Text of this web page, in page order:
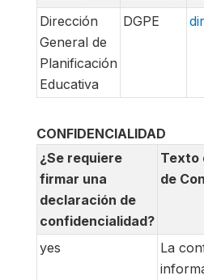
Dirección
General de
Planificación
Educativa
DGPE
CONFIDENCIALIDAD
¿Se requiere
firmar una
declaración de
confidencialidad?
Texto
de
yes
La